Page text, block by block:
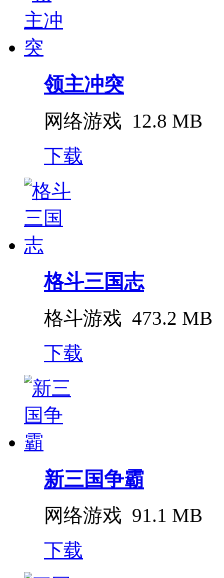
领主冲突
网络游戏 12.8 MB
下载
格斗三国志
格斗游戏 473.2 MB
下载
新三国争霸
网络游戏 91.1 MB
下载